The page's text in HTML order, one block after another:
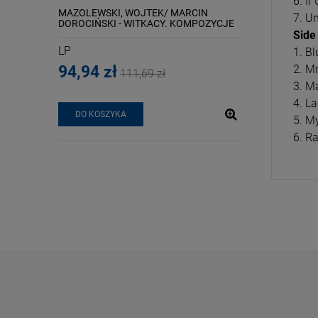
MAZOLEWSKI, WOJTEK/ MARCIN
DOROCIŃSKI - WITKACY. KOMPOZYCJE
LP
94,94 zł 111,69 zł
DO KOSZYKA
PORT NOIR -
105,99 zł
DO KOSZYKA
7.
Side
1.
2.
3.
4.
5.
6.